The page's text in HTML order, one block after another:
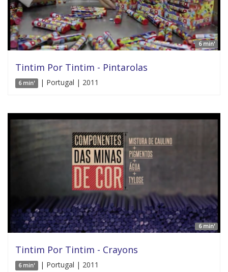
6 min'
Tintim Por Tintim - Pintarolas
6 min' | Portugal | 2011
6 min'
Tintim Por Tintim - Crayons
6 min' | Portugal | 2011